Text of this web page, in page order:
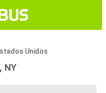
Unidos
NY